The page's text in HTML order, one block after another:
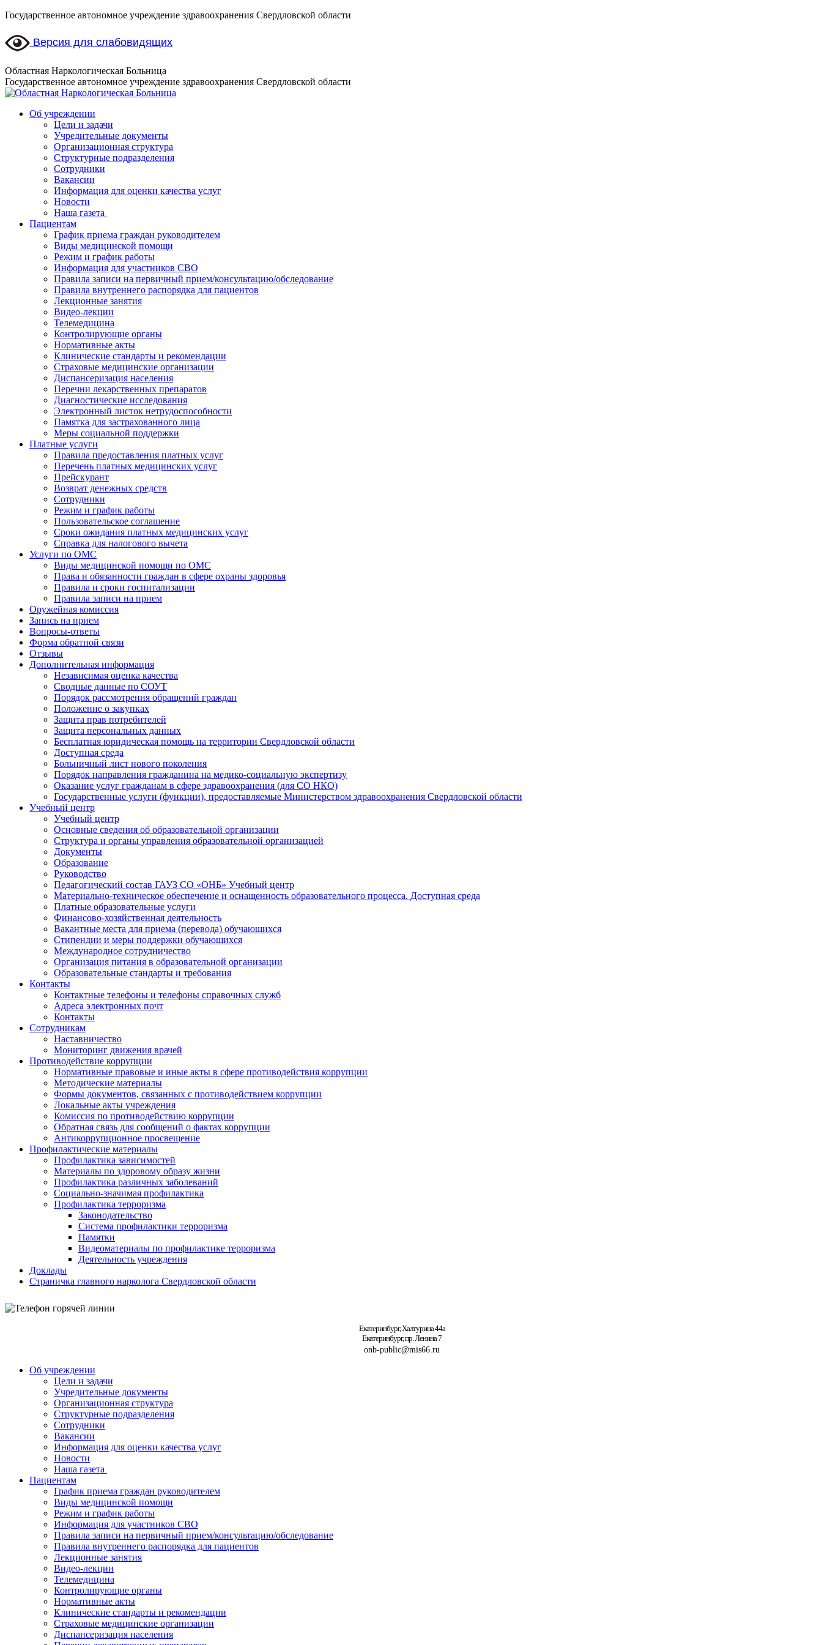
Перейти
содержанию
Государственное автономное учреждение здравоохранения Свердловской области
Версия для слабовидящих
Областная Наркологическая Больница
Государственное автономное учреждение здравоохранения Свердловской области
Об учреждении
Цели и задачи
Учредительные документы
Организационная структура
Структурные подразделения
Сотрудники
Вакансии
Информация для оценки качества услуг
Новости
​​Наша газета
Пациентам
График приема граждан руководителем
Виды медицинской помощи
Режим и график работы
Информация для участников СВО
Правила записи на первичный прием/консультацию/обследование
Правила внутреннего распорядка для пациентов
Лекционные занятия
Видео-лекции
Телемедицина
Контролирующие органы
Нормативные акты
Клинические стандарты и рекомендации
Страховые медицинские организации
Диспансеризация населения
Перечни лекарственных препаратов
Диагностические исследования
Электронный листок нетрудоспособности
Памятка для застрахованного лица
Меры социальной поддержки
Платные услуги
Правила предоставления платных услуг
Перечень платных медицинских услуг
Прейскурант
Возврат денежных средств
Сотрудники
Режим и график работы
Пользовательское соглашение
Сроки ожидания платных медицинских услуг
Справка для налогового вычета
Услуги по ОМС
Виды медицинской помощи по ОМС
Права и обязанности граждан в сфере охраны здоровья
Правила и сроки госпитализации
Правила записи на прием
Оружейная комиссия
Запись на прием
Вопросы-ответы
Форма обратной связи
Отзывы
Дополнительная информация
Независимая оценка качества
Сводные данные по СОУТ
Порядок рассмотрения обращений граждан
Положение о закупках
Защита прав потребителей
Защита персональных данных
Бесплатная юридическая помощь на территории Свердловской области
Доступная среда
Больничный лист нового поколения
Порядок направления гражданина на медико-социальную экспертизу
Оказание услуг гражданам в сфере здравоохранения (для СО НКО)
Государственные услуги (функции), предоставляемые Министерством здравоохранения Свердловской области
Учебный центр
Учебный центр
Основные сведения об образовательной организации
Структура и органы управления образовательной организацией
Документы
Образование
Руководство
Педагогический состав ГАУЗ СО «ОНБ» Учебный центр
Материально-техническое обеспечение и оснащенность образовательного процесса. Доступная среда
Платные образовательные услуги
Финансово-хозяйственная деятельность
Вакантные места для приема (перевода) обучающихся
Стипендии и меры поддержки обучающихся
Международное сотрудничество
Организация питания в образовательной организации
Образовательные стандарты и требования
Контакты
Контактные телефоны и телефоны справочных служб
Адреса электронных почт
Контакты
Сотрудникам
Наставничество
Мониторинг движения врачей
Противодействие коррупции
Нормативные правовые и иные акты в сфере противодействия коррупции
Методические материалы
Формы документов, связанных с противодействием коррупции
Локальные акты учреждения
Комиссия по противодействию коррупции
Обратная связь для сообщений о фактах коррупции
Антикоррупционное просвещение
Профилактические материалы
Профилактика зависимостей
Материалы по здоровому образу жизни
Профилактика различных заболеваний
Социально-значимая профилактика
Профилактика терроризма
Законодательство
Система профилактики терроризма
Памятки
Видеоматериалы по профилактике терроризма
Деятельность учреждения
Доклады
Страничка главного нарколога Свердловской области
Екатеринбург, Халтурина 44а
Екатеринбург, пр. Ленина 7
onb-public@mis66.ru
Об учреждении
Цели и задачи
Учредительные документы
Организационная структура
Структурные подразделения
Сотрудники
Вакансии
Информация для оценки качества услуг
Новости
​​Наша газета
Пациентам
График приема граждан руководителем
Виды медицинской помощи
Режим и график работы
Информация для участников СВО
Правила записи на первичный прием/консультацию/обследование
Правила внутреннего распорядка для пациентов
Лекционные занятия
Видео-лекции
Телемедицина
Контролирующие органы
Нормативные акты
Клинические стандарты и рекомендации
Страховые медицинские организации
Диспансеризация населения